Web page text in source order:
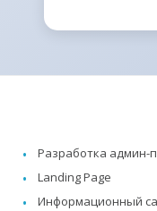
Разработка админ-
Landing Page
Информационный